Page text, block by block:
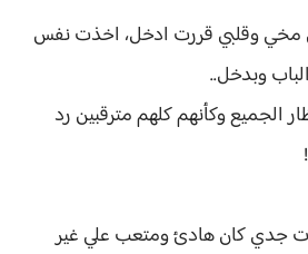
مخي وقلبي قررت ادخل، اخذت نفس
وبدخل..
وكأنهم كلهم مترقبين رد
كان هادئ ومتعب علي غير